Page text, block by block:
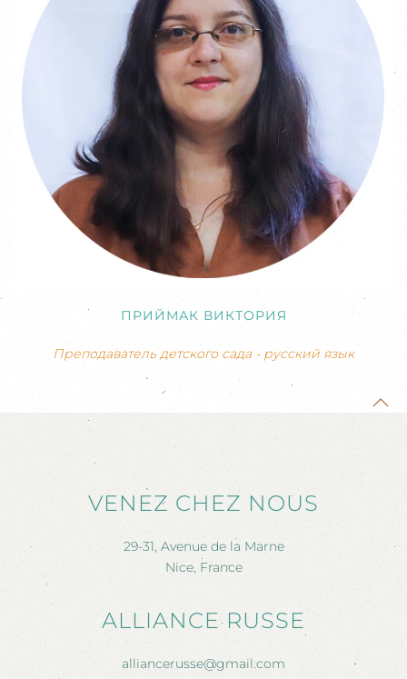
ПРИЙМАК ВИКТОРИЯ
Преподаватель детского сада - русский язык
VENEZ CHEZ NOUS
29-31, Avenue de la Marne
Nice, France
ALLIANCE RUSSE
alliancerusse@gmail.com